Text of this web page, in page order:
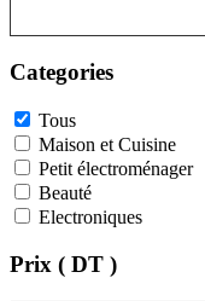
Categories
Tous
Maison et Cuisine
Petit électroménager
Beauté
Electroniques
Prix ( DT )